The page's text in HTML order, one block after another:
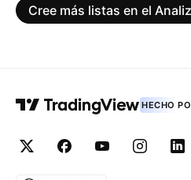
Cree más listas en el
HECHO